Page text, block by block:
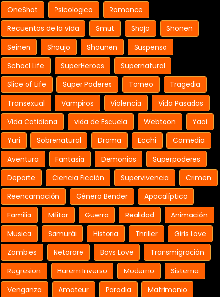
OneShot
Psicologico
Romance
Recuentos de la vida
Smut Shojo
Shonen
Seinen
Shoujo Shounen
Suspenso
School Life
SuperHeroes
Supernatural
Slice of Life
Super Poderes Torneo
Tragedia
Transexual
Vampiros Violencia
Vida Pasadas
Vida Cotidiana
vida de Escuela Webtoon
Yaoi
Yuri
Sobrenatural Drama Ecchi
Comedia
Aventura
Fantasia Demonios
Superpoderes
Deporte
Ciencia Ficción Supervivencia
Crimen
Reencarnación
Género Bender
Apocalíptico
Familia
Militar Guerra Realidad
Animación
Musica
Samurái Historia Thriller
Girls Love
Zombies
Netorare Boys Love
Transmigración
Regresion
Harem Inverso Moderno
Sistema
Venganza
Amateur Parodia Matrimonio